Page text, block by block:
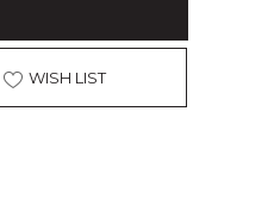
WISH LIST